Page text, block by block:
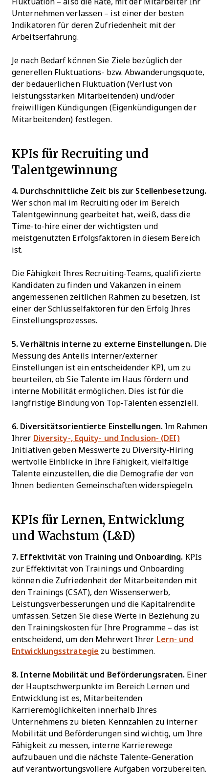
Fluktuation – also die Rate, mit der Mitarbeiter Ihr
Unternehmen verlassen – ist einer der besten
Indikatoren für deren Zufriedenheit mit der
Arbeitserfahrung.
Je nach Bedarf können Sie Ziele bezüglich der
generellen Fluktuations- bzw. Abwanderungsquote,
der bedauerlichen Fluktuation (Verlust von
leistungsstarken Mitarbeitenden) und/oder
freiwilligen Kündigungen (Eigenkündigungen der
Mitarbeitenden) festlegen.
KPIs für Recruiting und
Talentgewinnung
4. Durchschnittliche Zeit bis zur Stellenbesetzung.
Wer schon mal im Recruiting oder im Bereich
Talentgewinnung gearbeitet hat, weiß, dass die
Time-to-hire einer der wichtigsten und
meistgenutzten Erfolgsfaktoren in diesem Bereich
ist.
Die Fähigkeit Ihres Recruiting-Teams, qualifizierte
Kandidaten zu finden und Vakanzen in einem
angemessenen zeitlichen Rahmen zu besetzen, ist
einer der Schlüsselfaktoren für den Erfolg Ihres
Einstellungsprozesses.
5. Verhältnis interne zu externe Einstellungen. Die
Messung des Anteils interner/externer
Einstellungen ist ein entscheidender KPI, um zu
beurteilen, ob Sie Talente im Haus fördern und
interne Mobilität ermöglichen. Dies ist für die
langfristige Bindung von Top-Talenten essenziell.
6. Diversitätsorientierte Einstellungen. Im Rahmen
Ihrer Diversity-, Equity- und Inclusion- (DEI)
Initiativen geben Messwerte zu Diversity-Hiring
wertvolle Einblicke in Ihre Fähigkeit, vielfältige
Talente einzustellen, die die Demografie der von
Ihnen bedienten Gemeinschaften widerspiegeln.
KPIs für Lernen, Entwicklung
und Wachstum (L&D)
7. Effektivität von Training und Onboarding. KPIs
zur Effektivität von Trainings und Onboarding
können die Zufriedenheit der Mitarbeitenden mit
den Trainings (CSAT), den Wissenserwerb,
Leistungsverbesserungen und die Kapitalrendite
umfassen. Setzen Sie diese Werte in Beziehung zu
den Trainingskosten für Ihre Programme – das ist
entscheidend, um den Mehrwert Ihrer Lern- und
Entwicklungsstrategie zu bestimmen.
8. Interne Mobilität und Beförderungsraten. Einer
der Hauptschwerpunkte im Bereich Lernen und
Entwicklung ist es, Mitarbeitenden
Karrieremöglichkeiten innerhalb Ihres
Unternehmens zu bieten. Kennzahlen zu interner
Mobilität und Beförderungen sind wichtig, um Ihre
Fähigkeit zu messen, interne Karrierewege
aufzubauen und die nächste Talente-Generation
auf verantwortungsvollere Aufgaben vorzubereiten.